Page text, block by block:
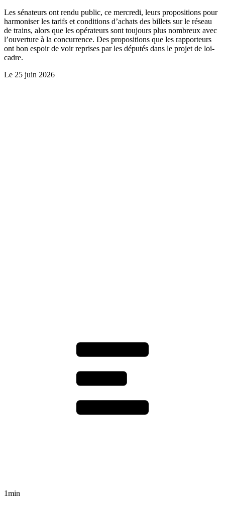
Les sénateurs ont rendu public, ce mercredi, leurs propositions pour
harmoniser les tarifs et conditions d’achats des billets sur le réseau
de trains, alors que les opérateurs sont toujours plus nombreux avec
l’ouverture à la concurrence. Des propositions que les rapporteurs
ont bon espoir de voir reprises par les députés dans le projet de loi-
cadre.
Le 25 juin 2026
1min